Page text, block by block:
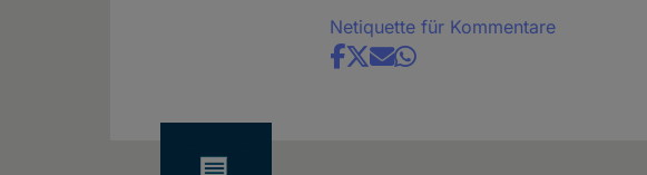
Netiquette für Kommentare
Share
Cookies